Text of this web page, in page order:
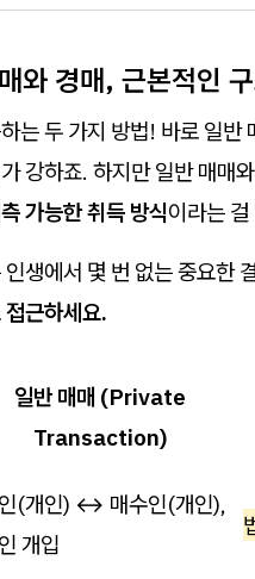
와 경매, 근본적인
는 두 가지 방법! 바로 일반
강하죠. 하지만 일반 매매
가능한 취득 방식이라는
생에서 몇 번 없는 중요한
근하세요.
일반 매매 (Private
Transaction)
(개인) ↔ 매수인(개인),
개입